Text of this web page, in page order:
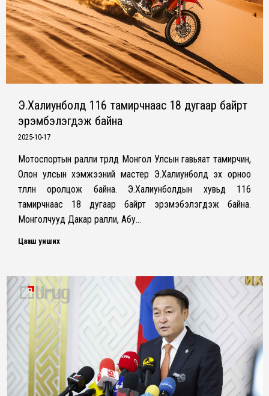
Э.Халиунболд 116 тамирчнаас 18 дугаар байрт
эрэмбэлэгдэж байна
2025-10-17
Мотоспортын ралли төрөлд Монгол Улсын гавьяат тамирчин,
Олон улсын хэмжээний мастер Э.Халиунболд эх орноо
төлөөлөн оролцож байна. Э.Халиунболдын хувьд 116
тамирчнаас 18 дугаар байрт эрэмэбэлэгдэж байна.
Монголчууд Дакар ралли, Абу…
Цааш унших